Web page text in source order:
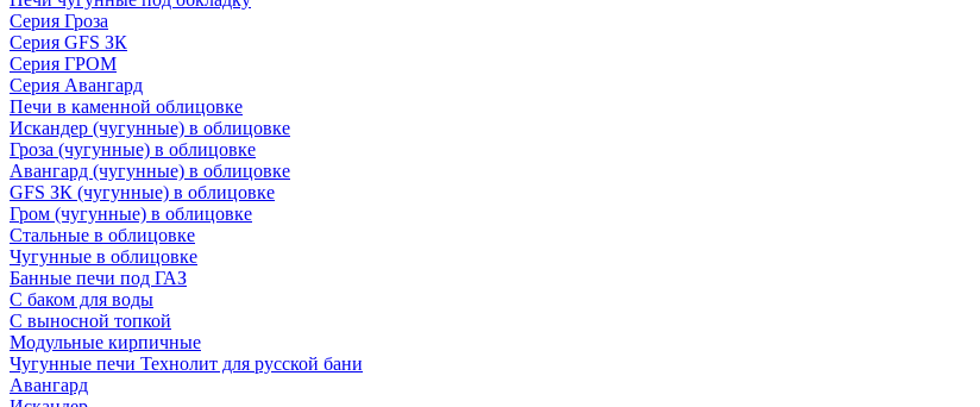
Серия Гроза
Серия GFS ЗК
Серия ГРОМ
Серия Авангард
Печи в каменной облицовке
Искандер (чугунные) в облицовке
Гроза (чугунные) в облицовке
Авангард (чугунные) в облицовке
GFS ЗК (чугунные) в облицовке
Гром (чугунные) в облицовке
Стальные в облицовке
Чугунные в облицовке
Банные печи под ГАЗ
С баком для воды
С выносной топкой
Модульные кирпичные
Чугунные печи Технолит для русской бани
Авангард